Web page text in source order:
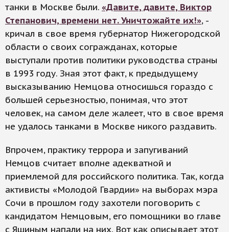
танки в Москве были. «Давите, давите, Виктор
Степанович, времени нет. Уничтожайте их!», -
кричал в свое время губернатор Нижегородской
области о своих согражданах, которые
выступали против политики руководства страны
в 1993 году. Зная этот факт, к предыдущему
высказыванию Немцова относишься гораздо с
большей серьезностью, понимая, что этот
человек, на самом деле жалеет, что в свое время
не удалось танками в Москве никого раздавить.
Впрочем, практику террора и запугиваний
Немцов считает вполне адекватной и
приемлемой для российского политика. Так, когда
активисты «Молодой Гвардии» на выборах мэра
Сочи в прошлом году захотели поговорить с
кандидатом Немцовым, его помощники во главе
с Яшиным напали на них. Вот как описывает этот